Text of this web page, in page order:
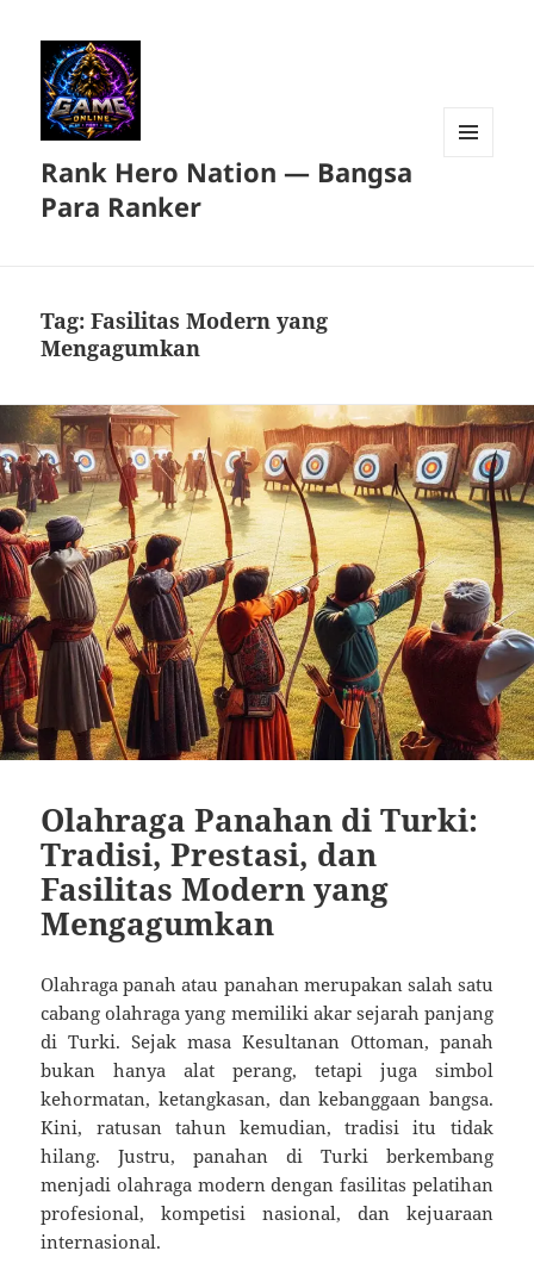
Rank Hero Nation — Bangsa
Para Ranker
Tag:Fasilitas Modern yang
Mengagumkan
Olahraga Panahan di Turki:
Tradisi, Prestasi, dan
Fasilitas Modern yang
Mengagumkan
Olahraga panah atau panahan merupakan salah satu
cabang olahraga yang memiliki akar sejarah panjang
di Turki. Sejak masa Kesultanan Ottoman, panah
bukan hanya alat perang, tetapi juga simbol
kehormatan, ketangkasan, dan kebanggaan bangsa.
Kini, ratusan tahun kemudian, tradisi itu tidak
hilang. Justru, panahan di Turki berkembang
menjadi olahraga modern dengan fasilitas pelatihan
profesional, kompetisi nasional, dan kejuaraan
internasional.